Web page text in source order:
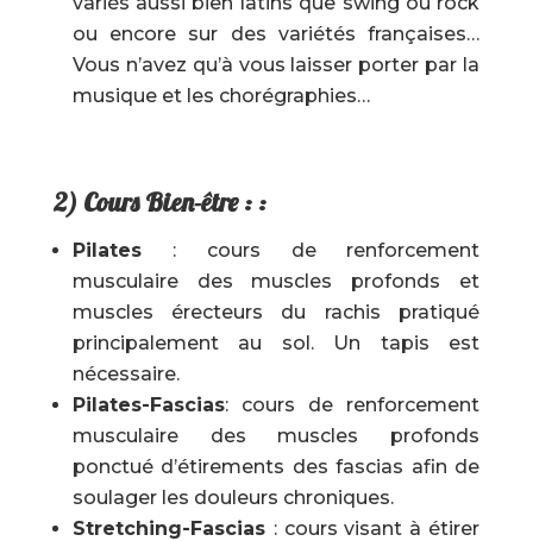
ou encore sur des variétés françaises…
Vous n’avez qu’à vous laisser porter par la
musique et les chorégraphies…
2) Cours Bien-être : :
Pilates : cours de renforcement
musculaire des muscles profonds et
muscles érecteurs du rachis pratiqué
principalement au sol. Un tapis est
nécessaire.
Pilates-Fascias: cours de renforcement
musculaire des muscles profonds
ponctué d’étirements des fascias afin de
soulager les douleurs chroniques.
Stretching-Fascias : cours visant à étirer